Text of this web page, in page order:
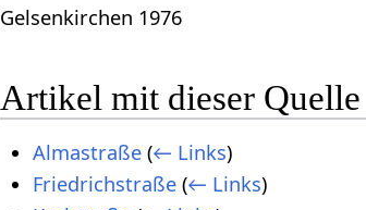
Gelsenkirchen 1976
Artikel mit dieser Quelle
Almastraße (← Links)
Friedrichstraße (← Links)